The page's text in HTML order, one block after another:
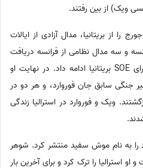
از بریتانیا، مدال آزادی از ایالات
و سه مدال نظامی از فرانسه دریافت
کرد. پس از جنگ، او کار خود را برای SOE بریتانیا ادامه داد. در نهایت او
جنگی سابق جان فوروارد، و هر دو در
بازگشتند. ویک و فوروارد در استرالیا زندگی
خود را به نام موش سفید منتشر کرد. شوهر
آگوست 1997 درگذشت و او استرالیا را ترک کرد و برای آخرین بار